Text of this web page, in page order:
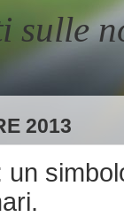
sulle
2013
un